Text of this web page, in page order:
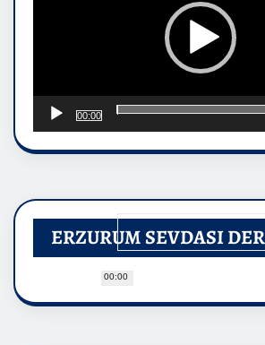
00:00
00:00
ERZURUM SEVDASI